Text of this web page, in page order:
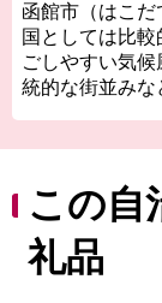
函館市（はこ
国としては比
ごしやすい気
統的な街並みな
できます。
函館市内の駅
れる街並みは
ち早く取り入
この自
礼品